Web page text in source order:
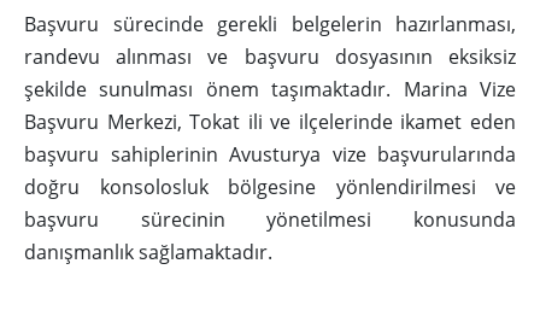
Başvuru sürecinde gerekli belgelerin hazırlanması,
randevu alınması ve başvuru dosyasının eksiksiz
şekilde sunulması önem taşımaktadır. Marina Vize
Başvuru Merkezi, Tokat ili ve ilçelerinde ikamet eden
başvuru sahiplerinin Avusturya vize başvurularında
doğru konsolosluk bölgesine yönlendirilmesi ve
başvuru sürecinin yönetilmesi konusunda
danışmanlık sağlamaktadır.